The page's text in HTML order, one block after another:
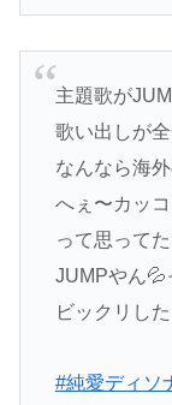
主題歌が
歌い出しが
なんなら海
へぇ〜カッコ
って思って
JUMPやん💦
ビックリし
#純愛ディソ